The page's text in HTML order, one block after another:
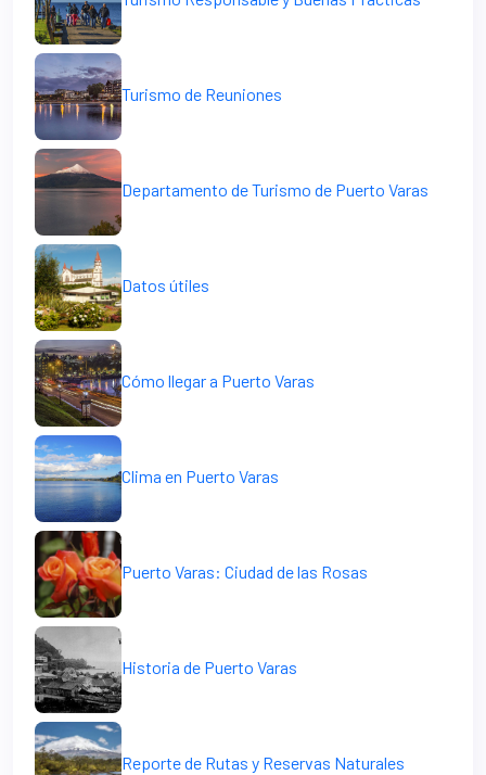
Turismo de Reuniones
Departamento de Turismo de Puerto Varas
Datos útiles
Cómo llegar a Puerto Varas
Clima en Puerto Varas
Puerto Varas: Ciudad de las Rosas
Historia de Puerto Varas
Reporte de Rutas y Reservas Naturales